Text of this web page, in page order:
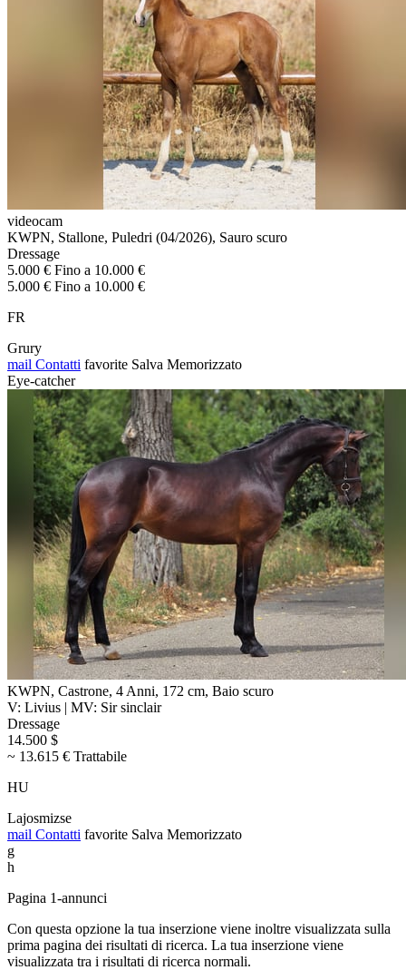
videocam
KWPN, Stallone, Puledri (04/2026), Sauro scuro
Dressage
5.000 € Fino a 10.000 €
5.000 € Fino a 10.000 €
FR
Grury
mail Contatti favorite Salva Memorizzato
Eye-catcher
KWPN, Castrone, 4 Anni, 172 cm, Baio scuro
V: Livius | MV: Sir sinclair
Dressage
14.500 $
~ 13.615 € Trattabile
HU
Lajosmizse
mail Contatti favorite Salva Memorizzato
g
h
Pagina 1-annunci
Con questa opzione la tua inserzione viene inoltre visualizzata sulla
prima pagina dei risultati di ricerca. La tua inserzione viene
visualizzata tra i risultati di ricerca normali.